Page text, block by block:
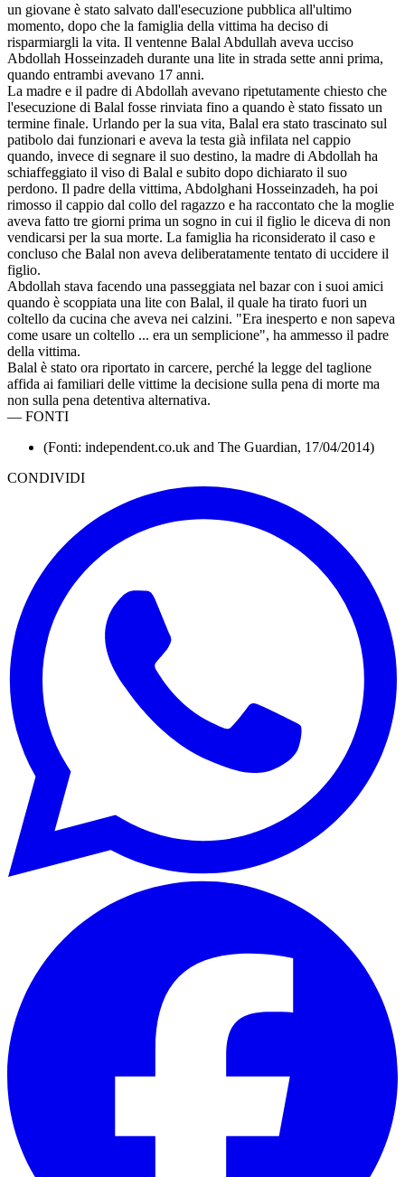
un giovane è stato salvato dall'esecuzione pubblica all'ultimo
momento, dopo che la famiglia della vittima ha deciso di
risparmiargli la vita. Il ventenne Balal Abdullah aveva ucciso
Abdollah Hosseinzadeh durante una lite in strada sette anni prima,
quando entrambi avevano 17 anni.
La madre e il padre di Abdollah avevano ripetutamente chiesto che
l'esecuzione di Balal fosse rinviata fino a quando è stato fissato un
termine finale. Urlando per la sua vita, Balal era stato trascinato sul
patibolo dai funzionari e aveva la testa già infilata nel cappio
quando, invece di segnare il suo destino, la madre di Abdollah ha
schiaffeggiato il viso di Balal e subito dopo dichiarato il suo
perdono. Il padre della vittima, Abdolghani Hosseinzadeh, ha poi
rimosso il cappio dal collo del ragazzo e ha raccontato che la moglie
aveva fatto tre giorni prima un sogno in cui il figlio le diceva di non
vendicarsi per la sua morte. La famiglia ha riconsiderato il caso e
concluso che Balal non aveva deliberatamente tentato di uccidere il
figlio.
Abdollah stava facendo una passeggiata nel bazar con i suoi amici
quando è scoppiata una lite con Balal, il quale ha tirato fuori un
coltello da cucina che aveva nei calzini. "Era inesperto e non sapeva
come usare un coltello ... era un semplicione", ha ammesso il padre
della vittima.
Balal è stato ora riportato in carcere, perché la legge del taglione
affida ai familiari delle vittime la decisione sulla pena di morte ma
non sulla pena detentiva alternativa.
— FONTI
(Fonti: independent.co.uk and The Guardian, 17/04/2014)
CONDIVIDI